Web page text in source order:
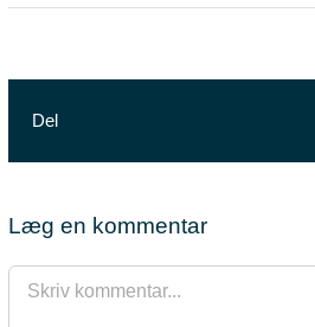
Del
Læg en kommentar
Comment